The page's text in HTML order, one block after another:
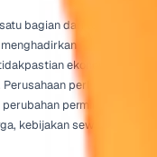
dan
membesar,